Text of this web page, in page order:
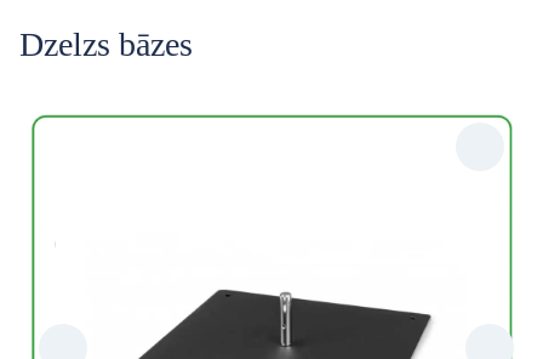
Dzelzs bāzes